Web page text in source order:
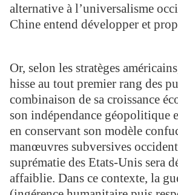
alternative à l’universalisme
Chine entend développer et
Or, selon les stratèges
hisse au tout premier rang des
combinaison de sa croissance
son indépendance géopolitique
en conservant son modèle
manœuvres subversives
suprématie des Etats-Unis sera
affaiblie. Dans ce contexte, la